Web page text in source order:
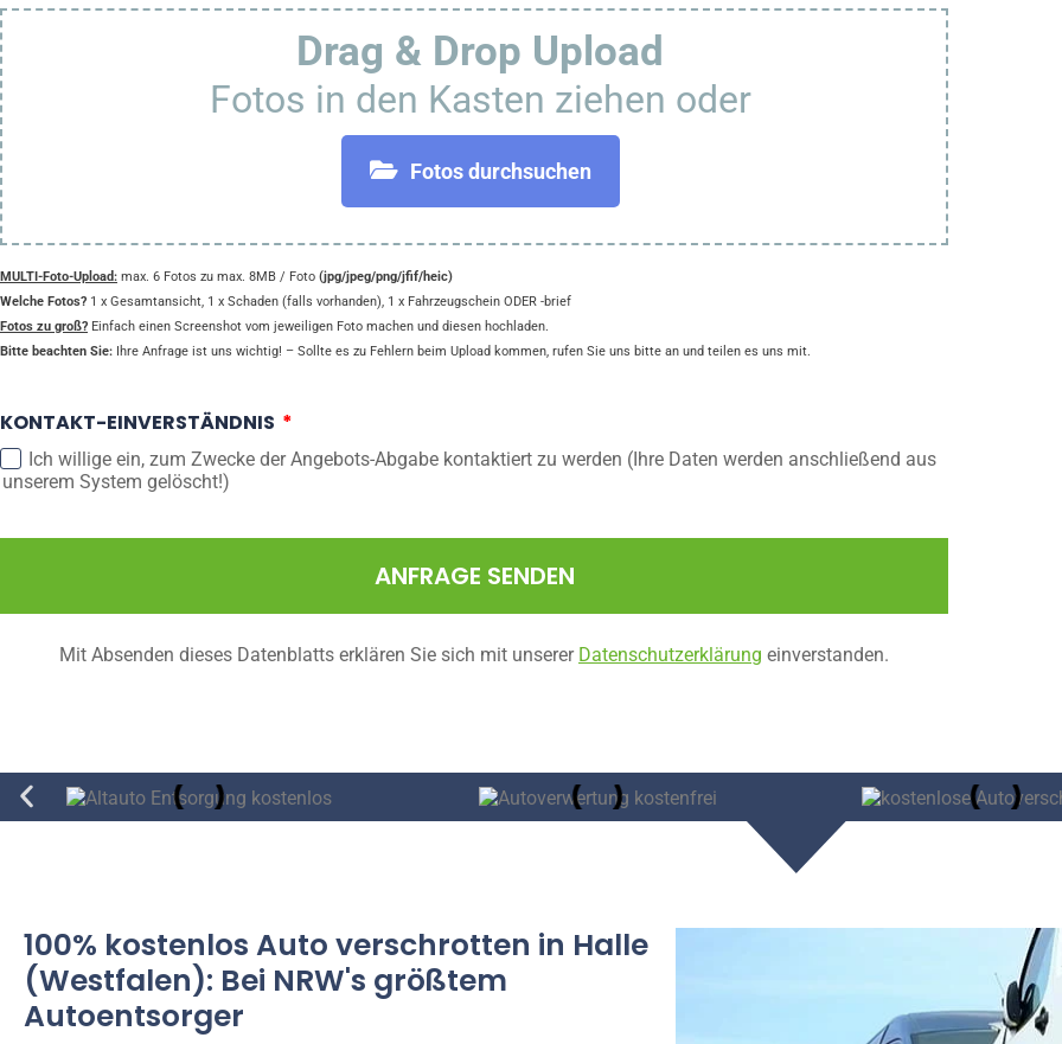
Drag & Drop Upload
Fotos in den Kasten ziehen oder
Fotos durchsuchen
MULTI-Foto-Upload: max. 6 Fotos zu max. 8MB / Foto (jpg/jpeg/png/jfif/heic)
Welche Fotos? 1 x Gesamtansicht, 1 x Schaden (falls vorhanden), 1 x Fahrzeugschein ODER -brief
Fotos zu groß? Einfach einen Screenshot vom jeweiligen Foto machen und diesen hochladen.
Bitte beachten Sie: Ihre Anfrage ist uns wichtig! – Sollte es zu Fehlern beim Upload kommen, rufen Sie uns bitte an und teilen es uns mit.
KONTAKT-EINVERSTÄNDNIS
Ich willige ein, zum Zwecke der Angebots-Abgabe kontaktiert zu werden (Ihre Daten werden anschließend aus
unserem System gelöscht!)
ANFRAGE SENDEN
Mit Absenden dieses Datenblatts erklären Sie sich mit unserer Datenschutzerklärung einverstanden.
100% kostenlos Auto verschrotten in Halle
(Westfalen): Bei NRW's größtem
Autoentsorger